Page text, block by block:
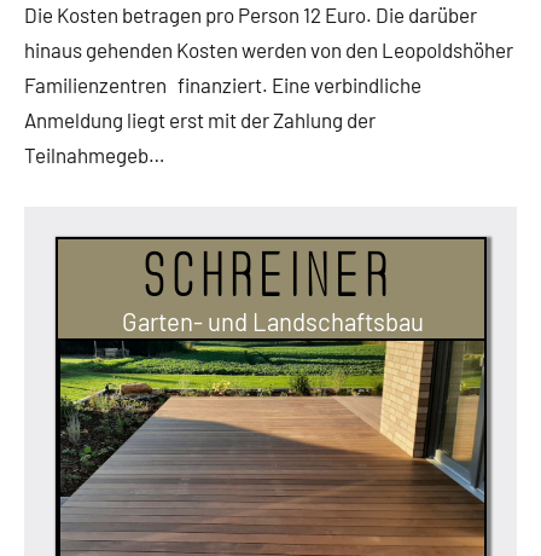
Die Kosten betragen pro Person 12 Euro. Die darüber
hinaus gehenden Kosten werden von den Leopoldshöher
Familienzentren finanziert. Eine verbindliche
Anmeldung liegt erst mit der Zahlung der
Teilnahmegeb…
Schreiner
Garten- und Landschaftsbau